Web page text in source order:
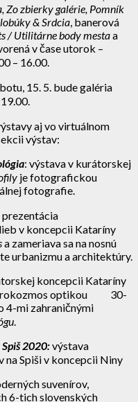
Zo zbierky galérie, Pomník
& Srdcia , banerová
/ Utilitárne body mestaa
v čase utorok –
– 16.00.
15. 5. bude galéria
aj vo virtuálnom
výstav:
: výstava v kurátorskej
je fotografickou
fotografie.
prezentácia
v koncepcii Kataríny
a zameriava sa na nosnú
urbanizmu a architektúry.
koncepcii Kataríny
optikou 30-
4-mi zahraničnými
2020:výstava
Spiši v koncepcii Niny
suvenírov,
6-tich slovenských